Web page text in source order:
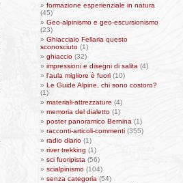
formazione esperienziale in natura
(45)
Geo-alpinismo e geo-escursionismo
(23)
Ghiacciaio Fellaria questo
sconosciuto (1)
ghiaccio (32)
impressioni e disegni di salita (4)
l'aula migliore è fuori (10)
Le Guide Alpine, chi sono costoro?
(1)
materiali-attrezzature (4)
memoria del dialetto (1)
poster panoramico Bernina (1)
racconti-articoli-commenti (355)
radio diario (1)
river trekking (1)
sci fuoripista (56)
scialpinismo (104)
senza categoria (54)